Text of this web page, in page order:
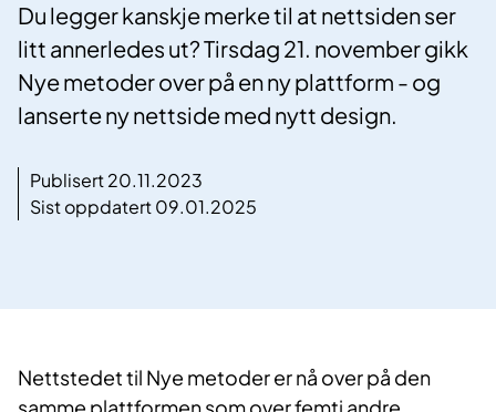
Du legger kanskje merke til at nettsiden ser
litt annerledes ut? Tirsdag 21. november gikk
Nye metoder over på en ny plattform - og
lanserte ny nettside med nytt design.
Publisert 20.11.2023
Sist oppdatert 09.01.2025
Nettstedet til Nye metoder er nå over på den